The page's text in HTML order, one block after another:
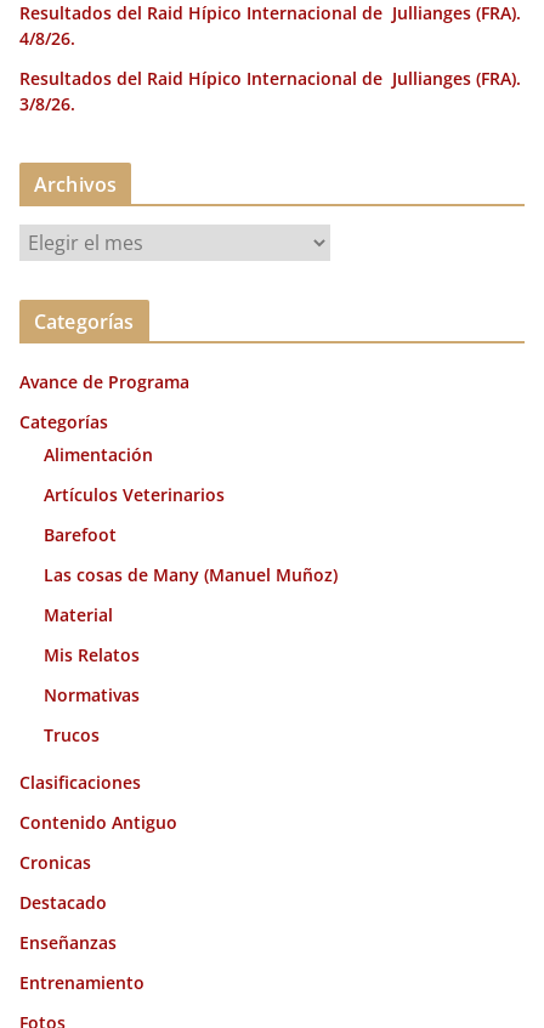
Resultados del Raid Hípico Internacional de Jullianges (FRA).
4/8/26.
Resultados del Raid Hípico Internacional de Jullianges (FRA).
3/8/26.
Archivos
r
c
v
o
Categorías
Avance de Programa
Categorías
Alimentación
Artículos Veterinarios
Barefoot
Las cosas de Many (Manuel Muñoz)
Material
Mis Relatos
Normativas
Trucos
Clasificaciones
Contenido Antiguo
Cronicas
Destacado
Enseñanzas
Entrenamiento
Fotos